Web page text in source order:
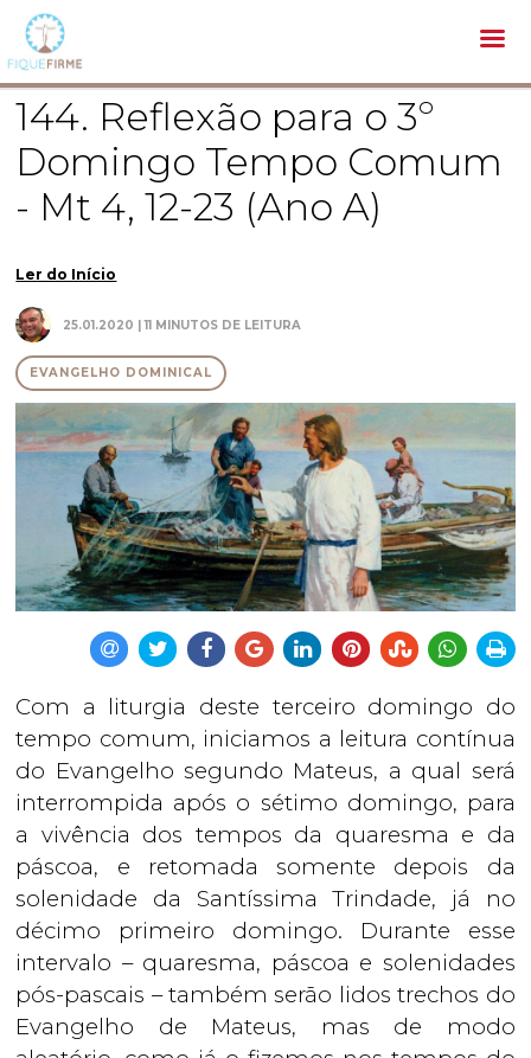
Bíblia /
144. Reflexão para o 3º Domingo Tempo Comum - Mt 4, 12-23 (Ano A)
144. Reflexão para o 3º
Domingo Tempo Comum
- Mt 4, 12-23 (Ano A)
Ler do Início
25.01.2020 | 11 MINUTOS DE LEITURA
EVANGELHO DOMINICAL
Com a liturgia deste terceiro domingo do
tempo comum, iniciamos a leitura contínua
do Evangelho segundo Mateus, a qual será
interrompida após o sétimo domingo, para
a vivência dos tempos da quaresma e da
páscoa, e retomada somente depois da
solenidade da Santíssima Trindade, já no
décimo primeiro domingo. Durante esse
intervalo – quaresma, páscoa e solenidades
pós-pascais – também serão lidos trechos do
Evangelho de Mateus, mas de modo